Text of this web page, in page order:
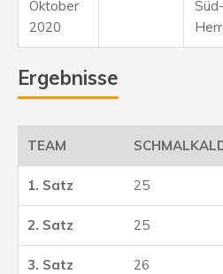
Oktober
2020
Ergebnisse
25
25
26